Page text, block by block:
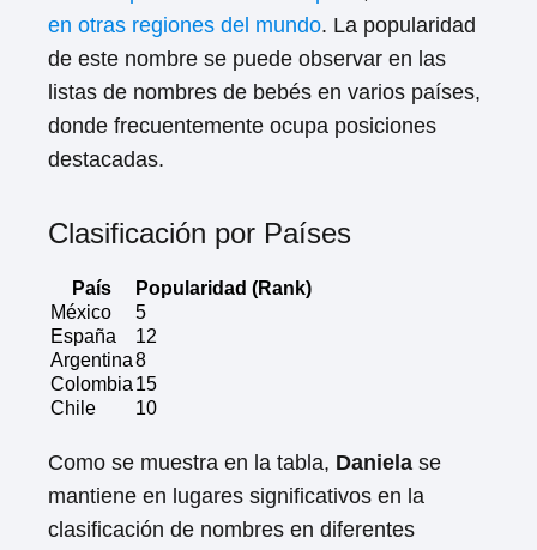
en otras regiones del mundo. La popularidad
de este nombre se puede observar en las
listas de nombres de bebés en varios países,
donde frecuentemente ocupa posiciones
destacadas.
Clasificación por Países
País
Popularidad (Rank)
México
5
España
12
Argentina8
Colombia 15
Chile
10
Como se muestra en la tabla, Daniela se
mantiene en lugares significativos en la
clasificación de nombres en diferentes